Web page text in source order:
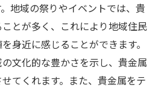
ら見る貴金属の価値
遺産としての貴金属
た地域文化の再評価
交差する貴金属市場
地域の祭りやイベントでは、貴
とが多く、これにより地域住民
身近に感じることができます。
文化的な豊かさを示し、貴金属
てくれます。また、貴金属をテ